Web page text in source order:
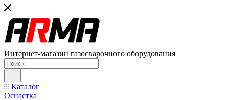
Интернет-магазин газосварочного оборудования
Каталог
Оснастка